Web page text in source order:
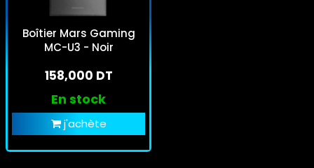
Boîtier Mars Gaming
MC-U3 - Noir
158,000 DT
En stock
j'achète